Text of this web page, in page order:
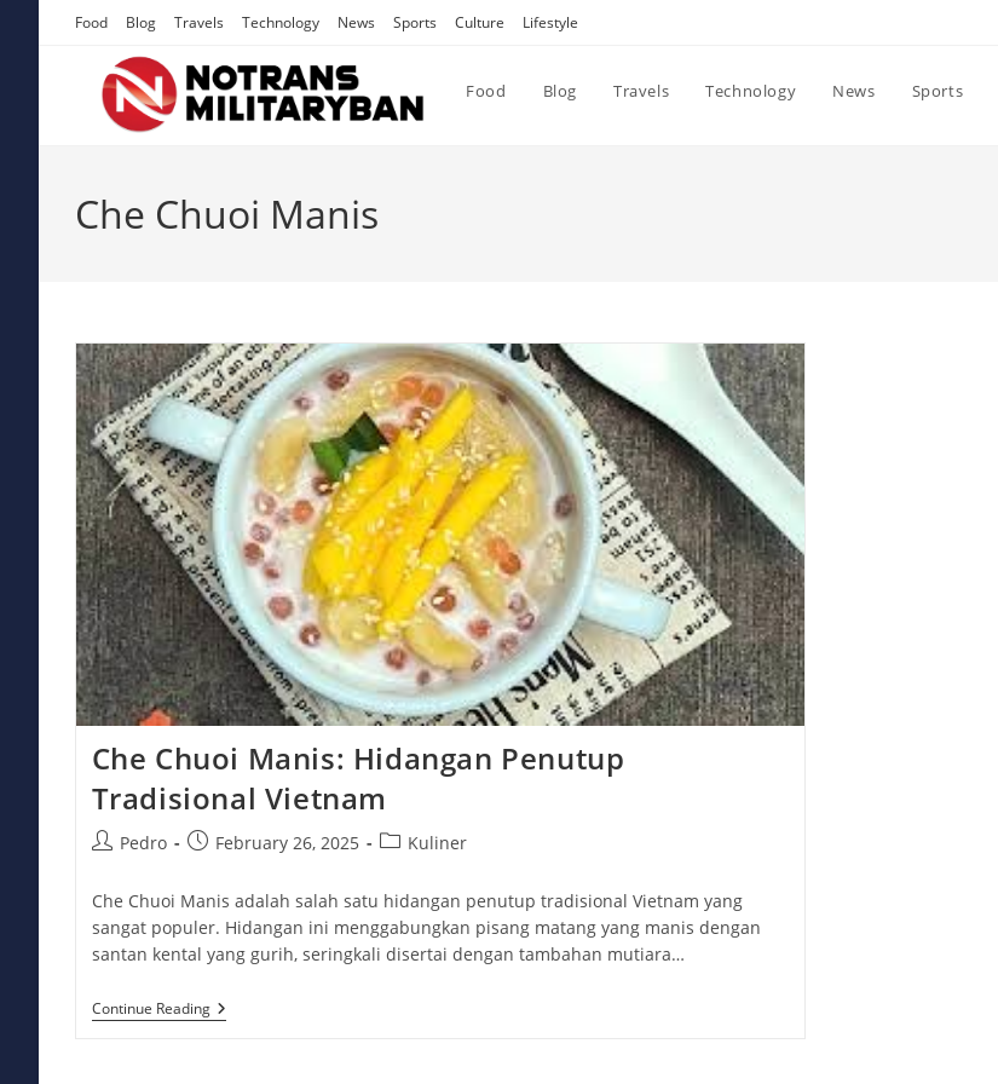
Food Blog Travels Technology News Sports Culture Lifestyle
Food Blog Travels Technology News Sports
Che Chuoi Manis
Che Chuoi Manis: Hidangan Penutup
Tradisional Vietnam
PostPedro
PostFebruary 26, 2025
PostKuliner
Che Chuoi Manis adalah salah satu hidangan penutup tradisional Vietnam yang
sangat populer. Hidangan ini menggabungkan pisang matang yang manis dengan
santan kental yang gurih, seringkali disertai dengan tambahan mutiara…
Continue ReadingChe
Chuoi